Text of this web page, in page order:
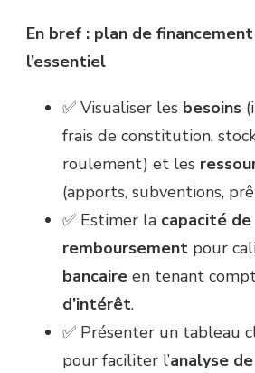
En bref : plan de
l’essentiel
✅ Visualiser les besoins
frais de constitution,
roulement) et les
(apports, subventions,
✅ Estimer la capacité de
remboursement pour
bancaire en tenant
d’intérêt.
✅ Présenter un tableau
pour faciliter l’analyse